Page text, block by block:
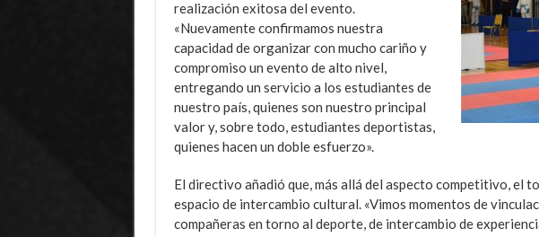
realización exitosa del evento.
«Nuevamente confirmamos nuestra
capacidad de organizar con mucho cariño y
compromiso un evento de alto nivel,
entregando un servicio a los estudiantes de
nuestro país, quienes son nuestro principal
valor y, sobre todo, estudiantes deportistas,
quienes hacen un doble esfuerzo».
El directivo añadió que, más allá del aspecto competitivo, el
espacio de intercambio cultural. «Vimos momentos de
compañeras en torno al deporte, de intercambio de